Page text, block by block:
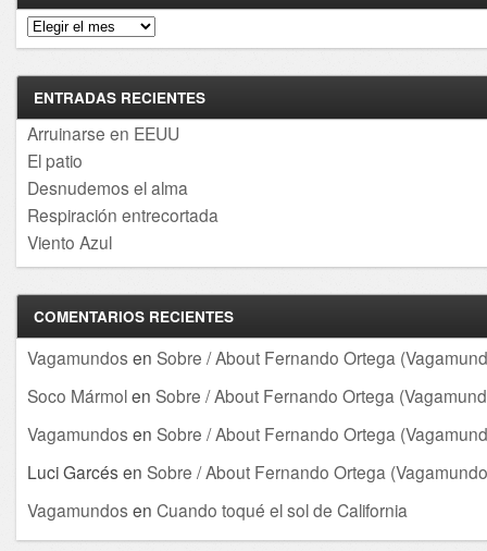
Archivos
ENTRADAS RECIENTES
Arruinarse en EEUU
El patio
Desnudemos el alma
Respiración entrecortada
Viento Azul
COMENTARIOS RECIENTES
Vagamundos en Sobre / About Fernando Ortega
Soco Mármolen Sobre / About Fernando Ortega
Vagamundos en Sobre / About Fernando Ortega
Luci Garcés en Sobre / About Fernando Ortega
Vagamundos en Cuando toqué el sol de California